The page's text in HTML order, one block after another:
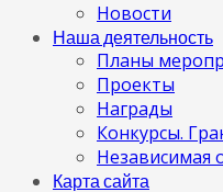
Новости
Наша деятельность
Планы
Проекты
Награды
Конкурсы.
Независимая
Карта сайта